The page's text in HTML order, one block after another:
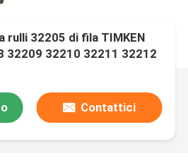
rulli 32205 di fila TIMKEN
32209 32210 32211 32212
Contattici